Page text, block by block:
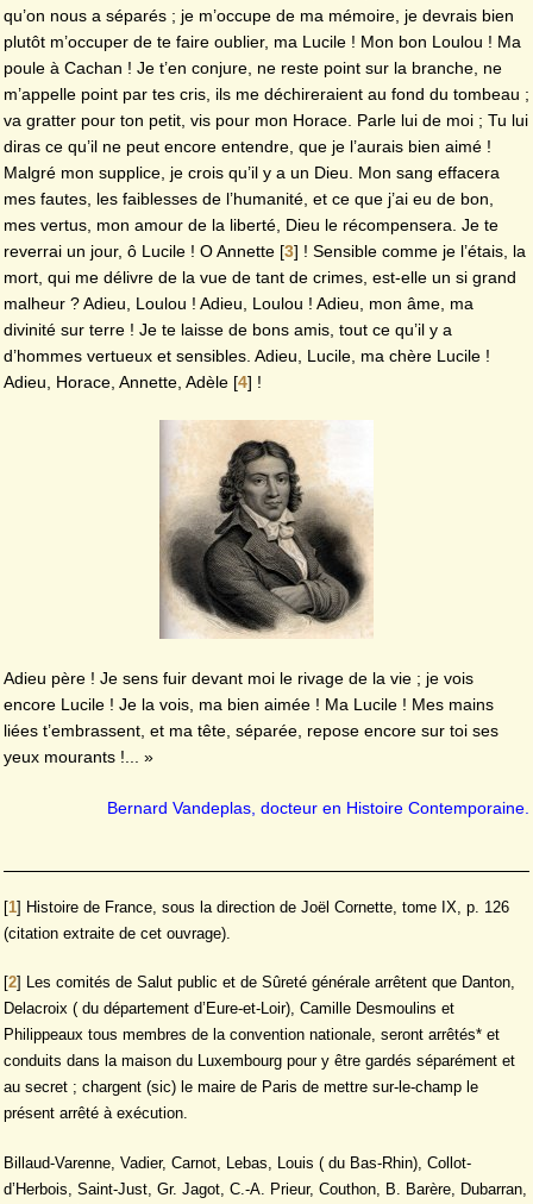
qu’on nous a séparés ; je m’occupe de ma mémoire, je devrais bien
plutôt m’occuper de te faire oublier, ma Lucile ! Mon bon Loulou ! Ma
poule à Cachan ! Je t’en conjure, ne reste point sur la branche, ne
m’appelle point par tes cris, ils me déchireraient au fond du tombeau ;
va gratter pour ton petit, vis pour mon Horace. Parle lui de moi ; Tu lui
diras ce qu’il ne peut encore entendre, que je l’aurais bien aimé !
Malgré mon supplice, je crois qu’il y a un Dieu. Mon sang effacera
mes fautes, les faiblesses de l’humanité, et ce que j’ai eu de bon,
mes vertus, mon amour de la liberté, Dieu le récompensera. Je te
reverrai un jour, ô Lucile ! O Annette [3] ! Sensible comme je l’étais, la
mort, qui me délivre de la vue de tant de crimes, est-elle un si grand
malheur ? Adieu, Loulou ! Adieu, Loulou ! Adieu, mon âme, ma
divinité sur terre ! Je te laisse de bons amis, tout ce qu’il y a
d’hommes vertueux et sensibles. Adieu, Lucile, ma chère Lucile !
Adieu, Horace, Annette, Adèle [4] !
Adieu père ! Je sens fuir devant moi le rivage de la vie ; je vois
encore Lucile ! Je la vois, ma bien aimée ! Ma Lucile ! Mes mains
liées t’embrassent, et ma tête, séparée, repose encore sur toi ses
yeux mourants !... »
Bernard Vandeplas, docteur en Histoire Contemporaine.
[1] Histoire de France, sous la direction de Joël Cornette, tome IX, p. 126
(citation extraite de cet ouvrage).
[2] Les comités de Salut public et de Sûreté générale arrêtent que Danton,
Delacroix ( du département d’Eure-et-Loir), Camille Desmoulins et
Philippeaux tous membres de la convention nationale, seront arrêtés* et
conduits dans la maison du Luxembourg pour y être gardés séparément et
au secret ; chargent (sic) le maire de Paris de mettre sur-le-champ le
présent arrêté à exécution.
Billaud-Varenne, Vadier, Carnot, Lebas, Louis ( du Bas-Rhin), Collot-
d’Herbois, Saint-Just, Gr. Jagot, C.-A. Prieur, Couthon, B. Barère, Dubarran,